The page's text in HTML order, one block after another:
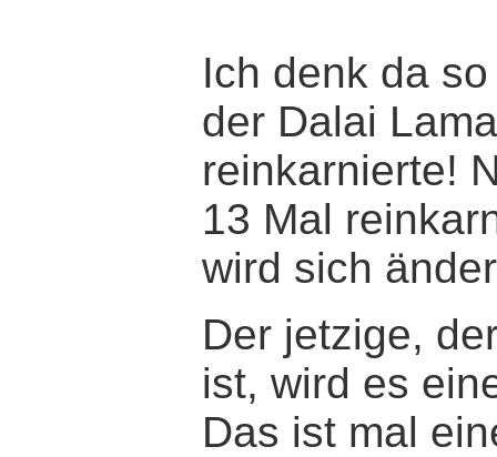
Ich denk da
der Dalai
reinkarnierte!
13 Mal
wird sich
Der jetzige,
ist, wird es
Das ist mal